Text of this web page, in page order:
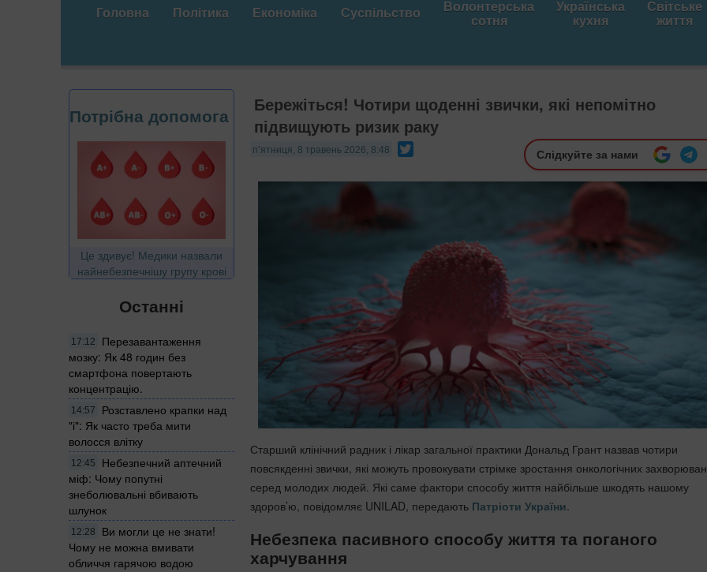
Головна Політика Економіка Суспільство Волонтерська
сотня
Українська
кухня
Світське
життя
Потрібна допомога
Це здивує! Медики назвали
найнебезпечнішу групу крові
Останні
17:12
Перезавантаження
мозку: Як 48 годин без
смартфона повертають
концентрацію.
14:57
Розставлено крапки над
"і": Як часто треба мити
волосся влітку
12:45
Небезпечний аптечний
міф: Чому попутні
знеболювальні вбивають
шлунок
12:28
Ви могли це не знати!
Чому не можна вмивати
обличчя гарячою водою
Бережіться! Чотири щоденні звички, які непомітно
підвищують ризик раку
п’ятниця, 8 травень 2026, 8:48 Слідкуйте за нами
Старший клінічний радник і лікар загальної практики Дональд Грант назвав чотири
повсякденні звички, які можуть провокувати стрімке зростання онкологічних
серед молодих людей. Які саме фактори способу життя найбільше шкодять нашому
здоров’ю, повідомляє UNILAD, передають Патріоти України
Небезпека пасивного способу життя та поганого
харчування